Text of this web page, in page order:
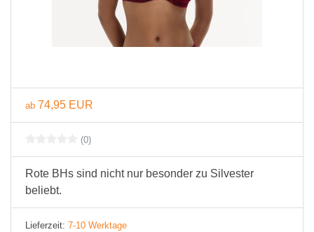
ab 74,95 EUR
(0)
Rote BHs sind nicht nur besonder zu Silvester
beliebt.
Lieferzeit: 7-10 Werktage